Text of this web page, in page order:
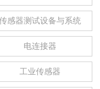
感器测试设备与系统
电连接器
工业传感器